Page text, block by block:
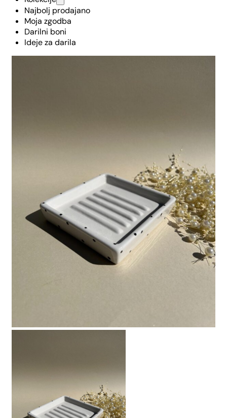
Najbolj prodajano
Moja zgodba
Darilni boni
Ideje za darila